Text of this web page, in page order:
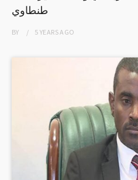
طنطاوي
BY 5 YEARSAGO